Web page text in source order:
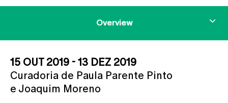
Overview
15 OUT 2019 - 13 DEZ 2019
Curadoria de Paula Parente Pinto
e Joaquim Moreno